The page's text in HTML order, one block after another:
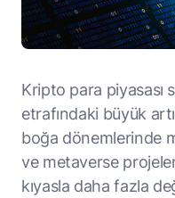
Kripto para piyasası
etrafındaki büyük
boğa dönemlerinde
ve metaverse
kıyasla daha fazla